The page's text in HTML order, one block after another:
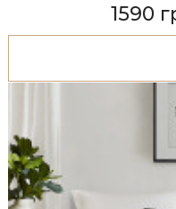
1590